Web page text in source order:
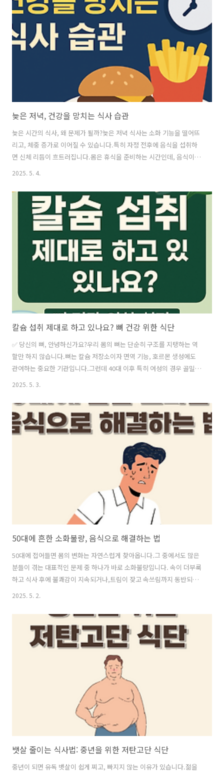
강 문제로 이어질 수 있어요. 우리 몸의 약 60%가 수분으로 구성되어 있
고,이는 혈액순환, 체온 조절, 신진대사 등과 직결됩니다. 하지만 나이가
들수록 이런 기능이 저하되며,물을 통한 보충이 더 중요해지는 시기입
니..
늦은 저녁, 건강을 망치는 식사 습관
늦은 시간의 식사, 왜 문제가 될까?늦은 저녁 식사는 소화 기능을 떨어뜨
리고, 체중 증가로 이어질 수 있습니다.특히 자정 전후에 음식을 섭취하
면 신체 리듬이 흐트러집니다.몸은 휴식을 준비하는 시간인데, 음식이 들
어오면 소화기관은 쉬지 못합니다.살이 찌는 가장 쉬운 습관야식은 대부
체지방으로 쌓이기 쉽습니다.또한 야식 후 바로 누우면 역류성 식도염 위
험도 커집니다.수면의 질도 떨어진다포만감은 수면을 방해합니다.속이
더부룩하거나 속 쓰림이 생기면 깊은 잠에 들기 어렵습니다.결국, 수면
부족은 다음 날 피로와 집중력 저하로 이어집니다. 밤이 되면 식욕이 커
지는 이유야간에는 스트레스 해소를 위해 단 음식이나 자극적인 음식이
당기기 쉽습니다..
2025. 5. 4.
칼슘 섭취 제대로 하고 있나요? 뼈 건강 위한 식단
✅ 당신의 뼈, 안녕하신가요?우리 몸의 뼈는 단순히 구조를 지탱하는 역
할만 하지 않습니다.뼈는 칼슘 저장소이자 면역 기능, 호르몬 생성에도
관여하는 중요한 기관입니다.그런데 40대 이후 특히 여성의 경우 골밀도
가 급격히 감소합니다.이 시기부터 칼슘 섭취와 식단 관리는 건강 수명의
며,심장 박동, 근육 수축, 신경 전달에도 필수적인 미네랄입니다. 특히 뼈
건강과 직결되기 때문에 부족하면골다공증, 골절, 잇몸 질환 등의 위험이
증가합니다. ✅ 한국인 대부분 칼슘 부족!대한민국 국민건강영양조사에
따르면,대부분의 연령층이 권장 섭취량보다 칼슘을 적게 섭취하고 있습
니다. 특히 젊은 여성과 노년층의 부족률은 심각합니다. 식습관이 서구화
2025. 5. 3.
50대에 흔한 소화불량, 음식으로 해결하는 법
50대에 접어들면 몸의 변화는 자연스럽게 찾아옵니다.그 중에서도 많은
분들이 겪는 대표적인 문제 중 하나가 바로 소화불량입니다. 속이 더부룩
하고 식사 후에 불쾌감이 지속되거나,트림이 잦고 속쓰림까지 동반되면
일상생활의 질도 떨어지게 됩니다. 이 글에서는 약이 아닌 ‘음식’으로 소
식품을 통해 위장을 편안하게 만들어 보세요.왜 50대에 소화불량이 흔할
까?50대 이후에는 위장 기능이 자연스럽게 저하됩니다.위산 분비가 줄
어들고, 소화 효소의 분비도 감소하면서이전처럼 음식을 소화시키기 어
렵습니다.게다가 운동량은 줄고 스트레스는 늘어나기 때문에소화기 건
강은 더 악화될 수 있습니다. 주요 원인 요약:위산 및 소화 효소의 감소식
2025. 5. 2.
뱃살 줄이는 식사법: 중년을 위한 저탄고단 식단
중년이 되면 유독 뱃살이 쉽게 찌고, 빠지지 않는 이유가 있습니다.젊을